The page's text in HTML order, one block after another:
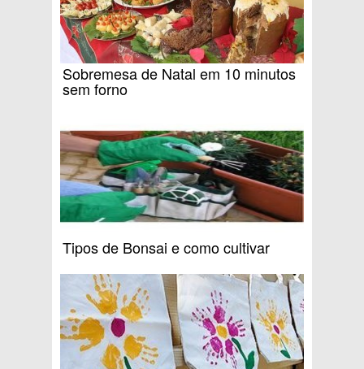
Sobremesa de Natal em 10 minutos
sem forno
Tipos de Bonsai e como cultivar